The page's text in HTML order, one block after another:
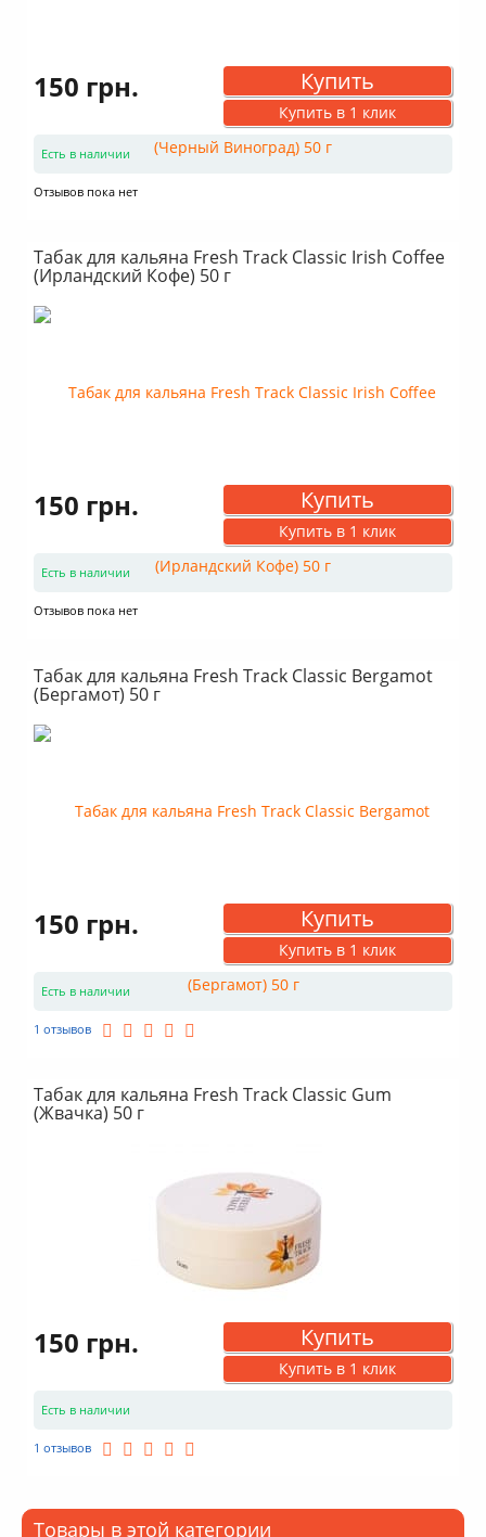
150 грн. Купить
Купить в 1 клик
Есть в наличии
Отзывов пока нет
Табак для кальяна Fresh Track Classic Irish Coffee
(Ирландский Кофе) 50 г
150 грн. Купить
Купить в 1 клик
Есть в наличии
Отзывов пока нет
Табак для кальяна Fresh Track Classic Bergamot
(Бергамот) 50 г
150 грн. Купить
Купить в 1 клик
Есть в наличии
1 отзывов
Табак для кальяна Fresh Track Classic Gum
(Жвачка) 50 г
150 грн. Купить
Купить в 1 клик
Есть в наличии
1 отзывов
Товары в этой категории